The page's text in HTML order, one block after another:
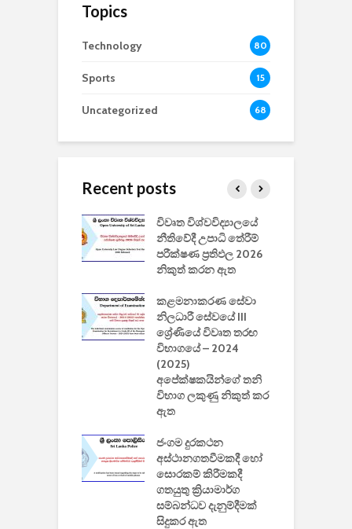
Topics
Technology 80
Sports 15
Uncategorized 68
Recent posts
විවෘත විශ්වවිද්‍යාලයේ
නීතිවේදී උපාධි තේරීම්
පරීක්ෂණ ප්‍රතිඵල 2026
නිකුත් කරන ඇත
කළමනාකරණ සේවා
නිලධාරී සේවයේ III
ශ්‍රේණියේ විවෘත තරඟ
විභාගයේ – 2024
(2025)
අපේක්ෂකයින්ගේ තනි
විභාග ලකුණු නිකුත් කර
ඇත
ජංගම දුරකථන
අස්ථානගතවීමකදී හෝ
සොරකම් කිරීමකදී
ගතයුතු ක්‍රියාමාර්ග
සම්බන්ධව දැනුම්දීමක්
සිදුකර ඇත